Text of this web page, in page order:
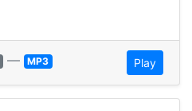
— MP3 Play